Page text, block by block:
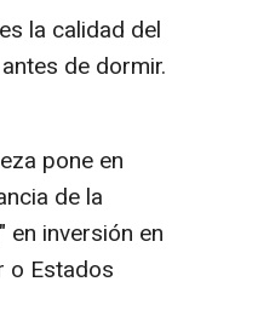
la calidad del
de dormir.
pone en
de la
en inversión en
o Estados